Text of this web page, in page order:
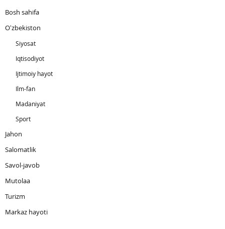
Bosh sahifa
Oʻzbekiston
Siyosat
Iqtisodiyot
Ijtimoiy hayot
Ilm-fan
Madaniyat
Sport
Jahon
Salomatlik
Savol-javob
Mutolaa
Turizm
Markaz hayoti